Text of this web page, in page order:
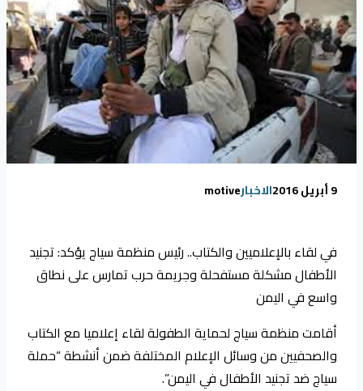
9 أبريل 2016 الاخبارmotive
في لقاء بالإعلاميين والكتاب.. رئيس منظمة سياج يؤكد: تجنيد
الأطفال مشكلة مستفحلة وجريمة حرب تمارس على نطاق
واسع في اليمن
أقامت منظمة سياج لحماية الطفولة لقاء إعلاميا مع الكتاب
والصحفيين من وسائل الإعلام المختلفة ضمن أنشطة “حملة
سياج ضد تجنيد الأطفال في اليمن”.